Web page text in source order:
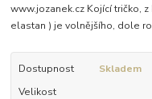
www.jozanek.cz Kojící tričko,
elastan ) je volnějšího, dole
Dostupnost
Skladem
Velikost